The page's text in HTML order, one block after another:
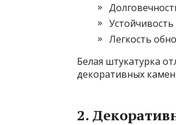
Устойчивость
Легкость
Белая штукатурка
декоративных
2.